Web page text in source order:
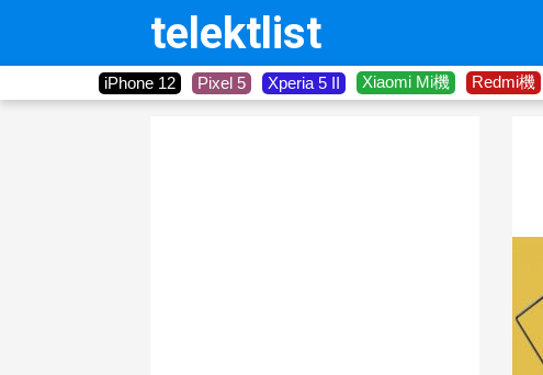
telektlist
iPhone 12 Pixel 5 Xperia 5 II Xiaomi Mi機 Redmi機